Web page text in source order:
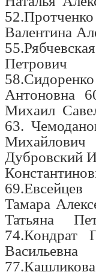
Валентина
Петрович
Антоновна
Михаил
63.
Дубровский
Тамара
Татьяна
74.Кондрат